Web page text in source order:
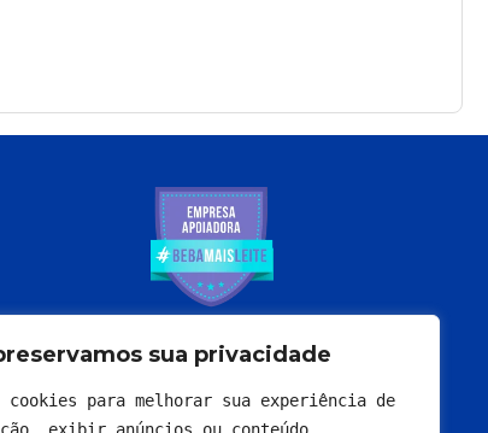
sua privacidade
cookies para melhorar sua experiência de